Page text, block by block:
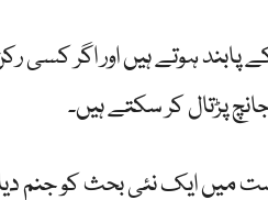
پابند ہوتے ہیں اور اگر کسی
پڑتال کر سکتے ہیں۔
ایک نئی بحث کو جنم دیا